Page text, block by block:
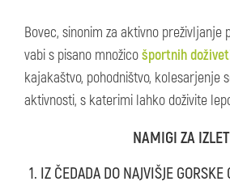
Bovec, sinonim za aktivno preživljanje
vabi s pisano množicošportnih
kajakaštvo, pohodništvo, kolesarjenje
aktivnosti, s katerimi lahko doživite
NAMIGI ZA IZLET
1. IZ ČEDADA DO NAJVIŠJE GORSKE